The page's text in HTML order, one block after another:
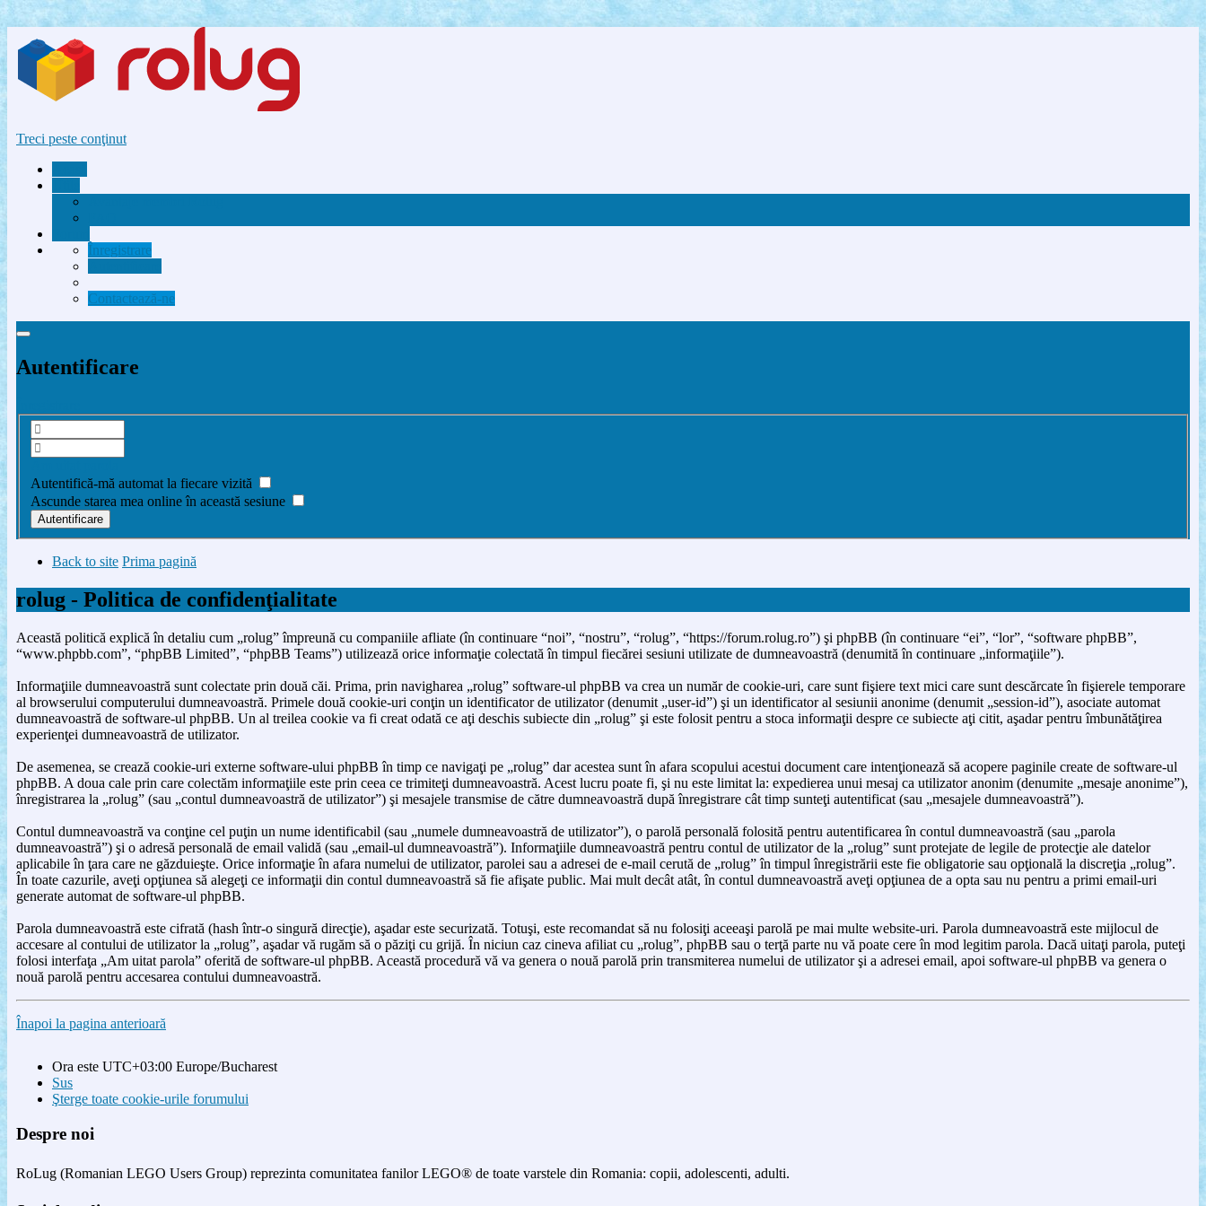
Treci peste conţinut
Înregistrare
Contactează-ne
Autentificare
Autentifică-mă automat la fiecare vizită
Ascunde starea mea online în această sesiune
Back to site Prima pagină
rolug - Politica de confidenţialitate
Această politică explică în detaliu cum „rolug” împreună cu companiile afliate (în continuare “noi”, “nostru”, “rolug”, “https://forum.rolug.ro”) şi phpBB (în continuare “ei”, “lor”, “software phpBB”,
“www.phpbb.com”, “phpBB Limited”, “phpBB Teams”) utilizează orice informaţie colectată în timpul fiecărei sesiuni utilizate de dumneavoastră (denumită în continuare „informaţiile”).
Informaţiile dumneavoastră sunt colectate prin două căi. Prima, prin navigharea „rolug” software-ul phpBB va crea un număr de cookie-uri, care sunt fişiere text mici care sunt descărcate în fişierele temporare
al browserului computerului dumneavoastră. Primele două cookie-uri conţin un identificator de utilizator (denumit „user-id”) şi un identificator al sesiunii anonime (denumit „session-id”), asociate automat
dumneavoastră de software-ul phpBB. Un al treilea cookie va fi creat odată ce aţi deschis subiecte din „rolug” şi este folosit pentru a stoca informaţii despre ce subiecte aţi citit, aşadar pentru îmbunătăţirea
experienţei dumneavoastră de utilizator.
De asemenea, se crează cookie-uri externe software-ului phpBB în timp ce navigaţi pe „rolug” dar acestea sunt în afara scopului acestui document care intenţionează să acopere paginile create de software-ul
phpBB. A doua cale prin care colectăm informaţiile este prin ceea ce trimiteţi dumneavoastră. Acest lucru poate fi, şi nu este limitat la: expedierea unui mesaj ca utilizator anonim (denumite „mesaje anonime”),
înregistrarea la „rolug” (sau „contul dumneavoastră de utilizator”) şi mesajele transmise de către dumneavoastră după înregistrare cât timp sunteţi autentificat (sau „mesajele dumneavoastră”).
Contul dumneavoastră va conţine cel puţin un nume identificabil (sau „numele dumneavoastră de utilizator”), o parolă personală folosită pentru autentificarea în contul dumneavoastră (sau „parola
dumneavoastră”) şi o adresă personală de email validă (sau „email-ul dumneavoastră”). Informaţiile dumneavoastră pentru contul de utilizator de la „rolug” sunt protejate de legile de protecţie ale datelor
aplicabile în ţara care ne găzduieşte. Orice informaţie în afara numelui de utilizator, parolei sau a adresei de e-mail cerută de „rolug” în timpul înregistrării este fie obligatorie sau opţională la discreţia „rolug”.
În toate cazurile, aveţi opţiunea să alegeţi ce informaţii din contul dumneavoastră să fie afişate public. Mai mult decât atât, în contul dumneavoastră aveţi opţiunea de a opta sau nu pentru a primi email-uri
generate automat de software-ul phpBB.
Parola dumneavoastră este cifrată (hash într-o singură direcţie), aşadar este securizată. Totuşi, este recomandat să nu folosiţi aceeaşi parolă pe mai multe website-uri. Parola dumneavoastră este mijlocul de
accesare al contului de utilizator la „rolug”, aşadar vă rugăm să o păziţi cu grijă. În niciun caz cineva afiliat cu „rolug”, phpBB sau o terţă parte nu vă poate cere în mod legitim parola. Dacă uitaţi parola, puteţi
folosi interfaţa „Am uitat parola” oferită de software-ul phpBB. Această procedură vă va genera o nouă parolă prin transmiterea numelui de utilizator şi a adresei email, apoi software-ul phpBB va genera o
nouă parolă pentru accesarea contului dumneavoastră.
Înapoi la pagina anterioară
Ora este UTC+03:00 Europe/Bucharest
Sus
Şterge toate cookie-urile forumului
Despre noi
RoLug (Romanian LEGO Users Group) reprezinta comunitatea fanilor LEGO® de toate varstele din Romania: copii, adolescenti, adulti.